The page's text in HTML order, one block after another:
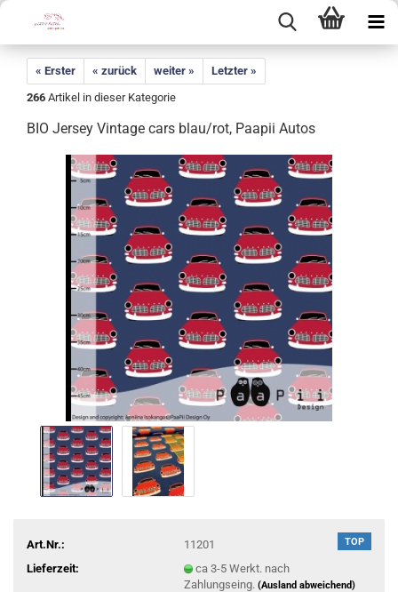
« Erster « zurück weiter »
Letzter »
266 Artikel in dieser Kategorie
BIO Jersey Vintage cars blau/rot, Paapii Autos
TOP
Art.Nr.:
11201
Lieferzeit:
ca 3-5 Werkt. nach
Zahlungseing. (Ausland abweichend)